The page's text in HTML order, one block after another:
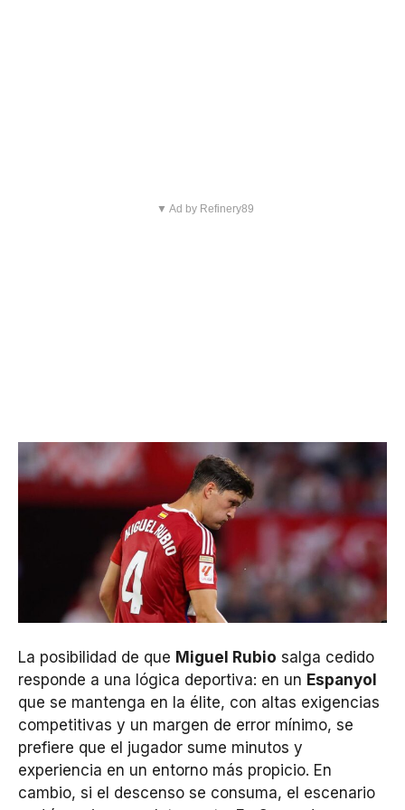
▼ Ad by Refinery89
La posibilidad de que Miguel Rubio salga cedido
responde a una lógica deportiva: en un Espanyol
que se mantenga en la élite, con altas exigencias
competitivas y un margen de error mínimo, se
prefiere que el jugador sume minutos y
experiencia en un entorno más propicio. En
cambio, si el descenso se consuma, el escenario